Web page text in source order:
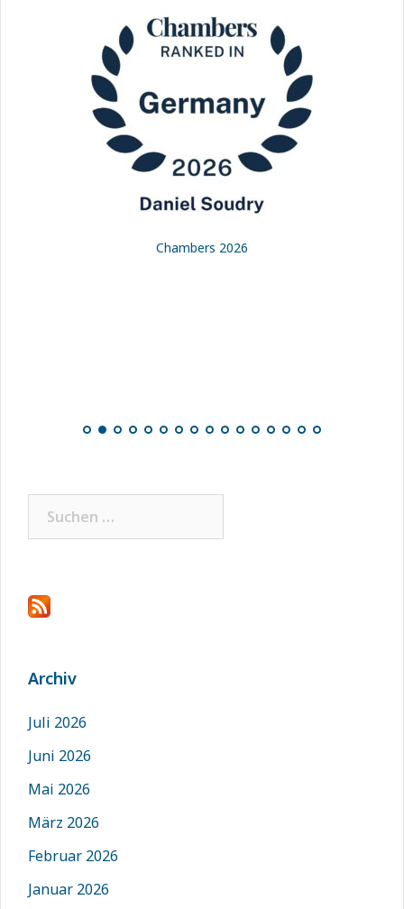
Chambers 2026
Archiv
Juli 2026
Juni 2026
Mai 2026
März 2026
Februar 2026
Januar 2026